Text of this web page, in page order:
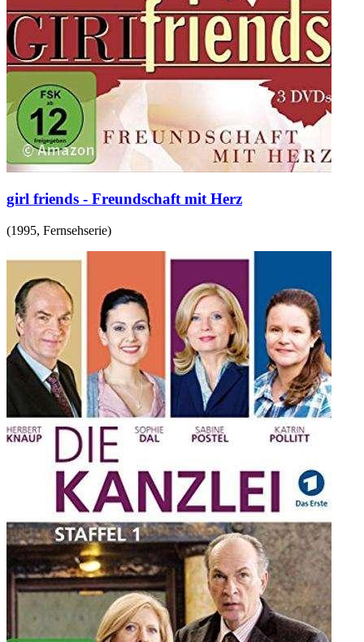
girl friends - Freundschaft mit Herz
(1995, Fernsehserie)